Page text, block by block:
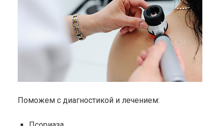
Поможем с диагностикой и лечением: